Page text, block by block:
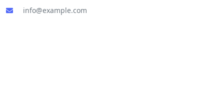
info@example.com